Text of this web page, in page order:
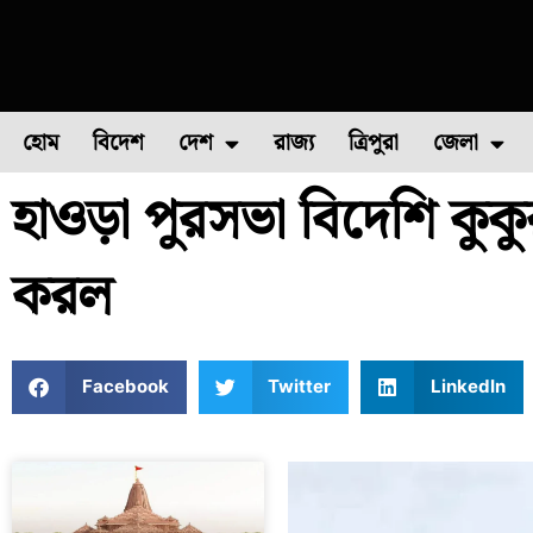
হোম বিদেশ দেশ
ফুল চাষ ফল চাষ মাছ চাষ পোল্ট্রি
রাজ্য ত্রিপুরা জেলা
উত্তর ২৪
হাওড়া পুরসভা বিদেশি
করল
Facebook Twitter LinkedIn